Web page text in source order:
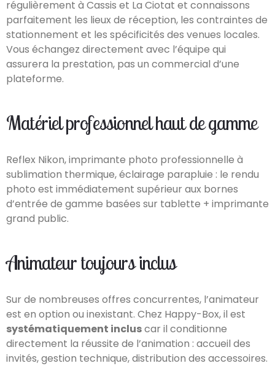
régulièrement à Cassis et La Ciotat et connaissons
parfaitement les lieux de réception, les contraintes de
stationnement et les spécificités des venues locales.
Vous échangez directement avec l’équipe qui
assurera la prestation, pas un commercial d’une
plateforme.
Matériel professionnel haut de gamme
Reflex Nikon, imprimante photo professionnelle à
sublimation thermique, éclairage parapluie : le rendu
photo est immédiatement supérieur aux bornes
d’entrée de gamme basées sur tablette + imprimante
grand public.
Animateur toujours inclus
Sur de nombreuses offres concurrentes, l’animateur
est en option ou inexistant. Chez Happy-Box, il est
systématiquement incluscar il conditionne
directement la réussite de l’animation : accueil des
invités, gestion technique, distribution des accessoires.